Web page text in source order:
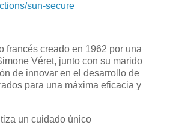
sun-secure
francés creado en 1962 por una
Véret, junto con su marido
de innovar en el desarrollo de
para una máxima eficacia y
un cuidado único